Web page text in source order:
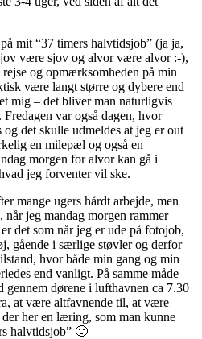
mit “37 timers halvtidsjob” (ja ja,
være sjov og alvor være alvor :-),
og opmærksomheden på min
være langt større og dybere end
mig – det bliver man naturligvis
var også dagen, hvor
det skulle udmeldes at jeg er out
en milepæl og også en
morgen for alvor kan gå i
jeg forventer vil ske.
mange ugers hårdt arbejde, men
jeg mandag morgen rammer
det som når jeg er ude på fotojob,
gående i særlige støvler og derfor
hvor både min gang og min
end vanligt. På samme måde
gennem dørene i lufthavnen ca 7.30
at være altfavnende til, at være
her en læring, som man kunne
halvtidsjob” 🙂